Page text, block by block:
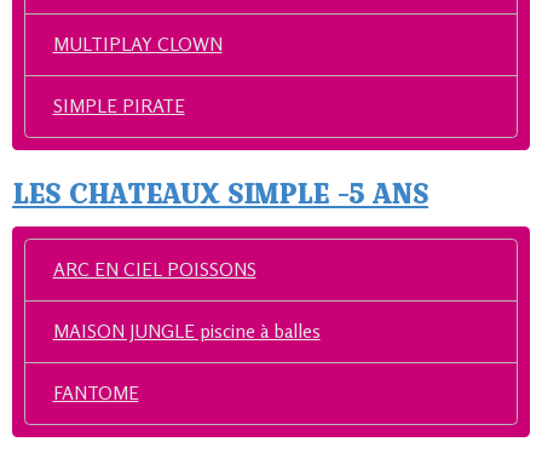
MULTIPLAY CLOWN
SIMPLE PIRATE
LES CHATEAUX SIMPLE -5 ANS
ARC EN CIEL POISSONS
MAISON JUNGLE piscine à balles
FANTOME